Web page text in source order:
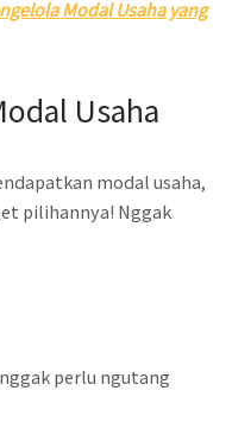
Modal Usaha yang
Usaha
modal usaha,
pilihannya! Nggak
perlu ngutang